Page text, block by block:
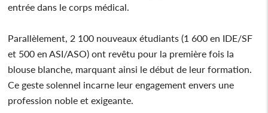
entrée dans le corps médical.
Parallèlement, 2 100 nouveaux étudiants (1 600 en IDE/SF
et 500 en ASI/ASO) ont revêtu pour la première fois la
blouse blanche, marquant ainsi le début de leur formation.
Ce geste solennel incarne leur engagement envers une
profession noble et exigeante.